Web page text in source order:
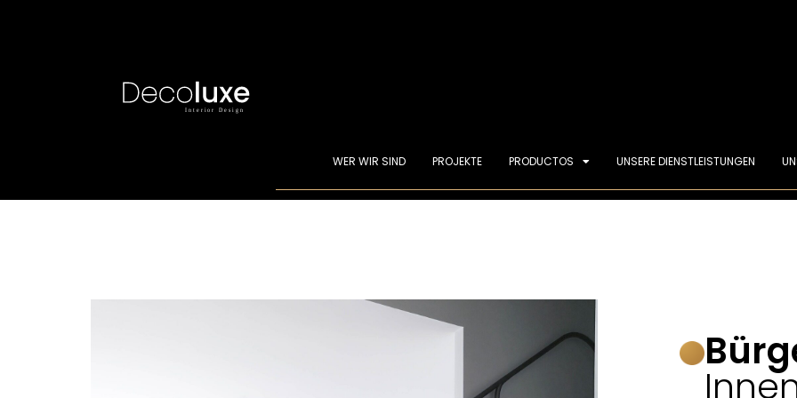
WER WIR SIND PROJEKTE PRODUCTOS UNSERE DIENSTLEISTUNGEN